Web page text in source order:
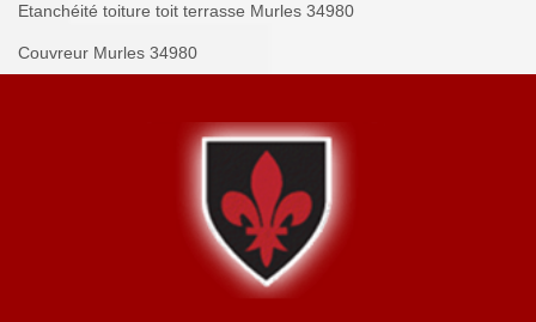
Etanchéité toiture toit terrasse Murles 34980
Couvreur Murles 34980